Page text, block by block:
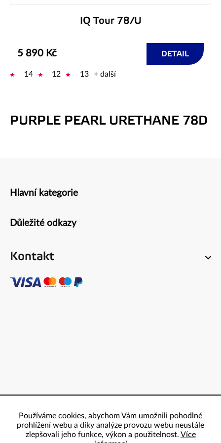
Používáme cookies, abychom Vám umožnili pohodlné
prohlížení webu a díky analýze provozu webu neustále
zlepšovali jeho funkce, výkon a použitelnost. Více
IQ Tour 78/U
5 890 Kč DETAIL
14 12 13 + další
PURPLE PEARL URETHANE 78D
Zápatí
Hlavní kategorie
Důležité odkazy
Kontakt